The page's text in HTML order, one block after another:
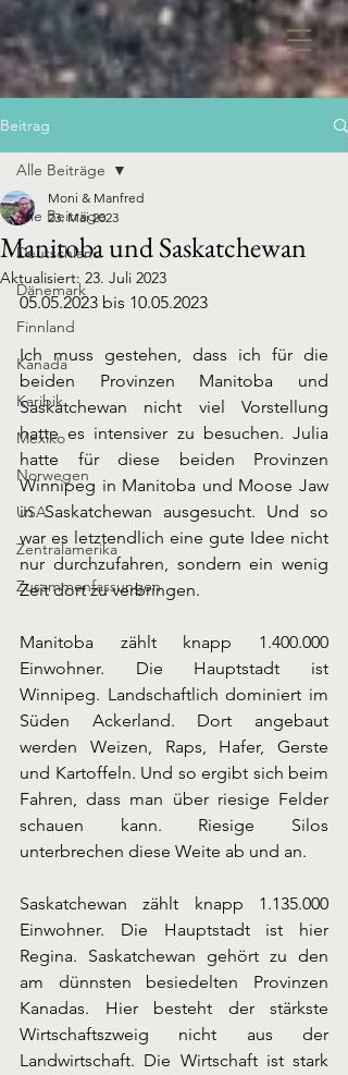
Beitrag
Alle Beiträge
Deutschland
Dänemark
Finnland
Kanada
Karibik
Mexiko
Norwegen
USA
Zentralamerika
Zusammenfassungen
Alle Beiträge
Manitoba und Saskatchewan
Moni & Manfred
23. Mai 2023
Aktualisiert: 23. Juli 2023
05.05.2023 bis 10.05.2023
Ich muss gestehen, dass ich für die
beiden Provinzen Manitoba und
Saskatchewan nicht viel Vorstellung
hatte es intensiver zu besuchen. Julia
hatte für diese beiden Provinzen
Winnipeg in Manitoba und Moose Jaw
in Saskatchewan ausgesucht. Und so
war es letztendlich eine gute Idee nicht
nur durchzufahren, sondern ein wenig
Zeit dort zu verbringen.
Manitoba zählt knapp 1.400.000
Einwohner. Die Hauptstadt ist
Winnipeg. Landschaftlich dominiert im
Süden Ackerland. Dort angebaut
werden Weizen, Raps, Hafer, Gerste
und Kartoffeln. Und so ergibt sich beim
Fahren, dass man über riesige Felder
schauen kann. Riesige Silos
unterbrechen diese Weite ab und an.
Saskatchewan zählt knapp 1.135.000
Einwohner. Die Hauptstadt ist hier
Regina. Saskatchewan gehört zu den
am dünnsten besiedelten Provinzen
Kanadas. Hier besteht der stärkste
Wirtschaftszweig nicht aus der
Landwirtschaft. Die Wirtschaft ist stark